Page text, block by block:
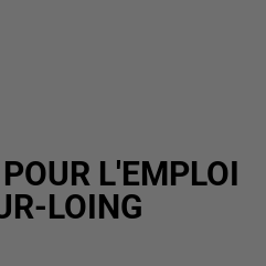
L'EMPLOI
LOING